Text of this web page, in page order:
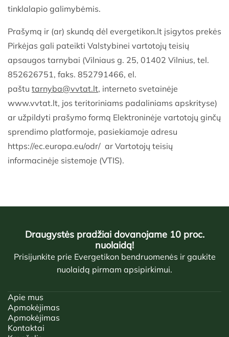
tinklalapio galimybėmis.
Prašymą ir (ar) skundą dėl evergetikon.lt įsigytos prekės
Pirkėjas gali pateikti Valstybinei vartotojų teisių
apsaugos tarnybai (Vilniaus g. 25, 01402 Vilnius, tel.
852626751, faks. 852791466, el.
paštu tarnyba@vvtat.lt, interneto svetainėje
www.vvtat.lt, jos teritoriniams padaliniams apskrityse)
ar užpildyti prašymo formą Elektroninėje vartotojų ginčų
sprendimo platformoje, pasiekiamoje adresu
https://ec.europa.eu/odr/ ar Vartotojų teisių
informacinėje sistemoje (VTIS).
Draugystės pradžiai dovanojame 10 proc.
nuolaidą!
Prisijunkite prie Evergetikon bendruomenės ir gaukite
nuolaidą pirmam apsipirkimui.
Apie mus
Apmokėjimas
Apmokėjimas
Kontaktai